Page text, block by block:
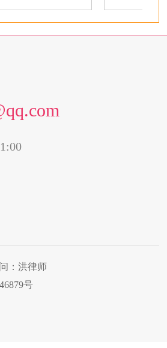
：洪律师
号